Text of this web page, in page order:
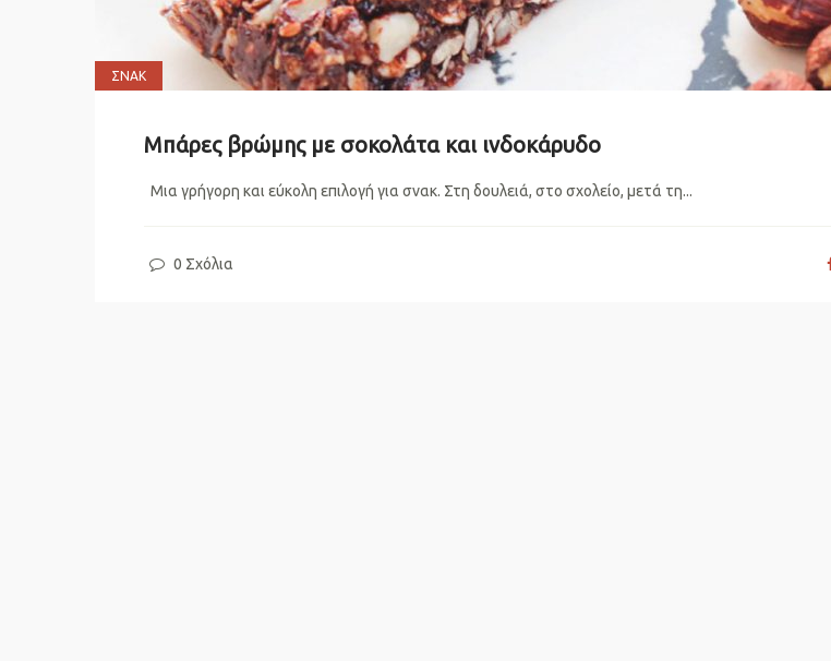
ΣΝΑΚ
Μπάρες βρώμης με σοκολάτα και ινδοκάρυδο
Μια γρήγορη και εύκολη επιλογή για σνακ. Στη δουλειά, στο σχολείο, μετά τη...
0 Σχόλια